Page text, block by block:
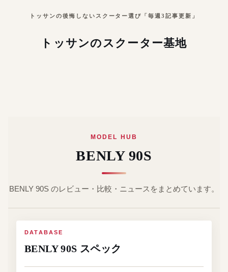
トッサンの後悔しないスクーター選び「毎週3記事更新」
トッサンのスクーター基地
MODEL HUB
BENLY 90S
BENLY 90S のレビュー・比較・ニュースをまとめています。
DATABASE
BENLY 90S スペック